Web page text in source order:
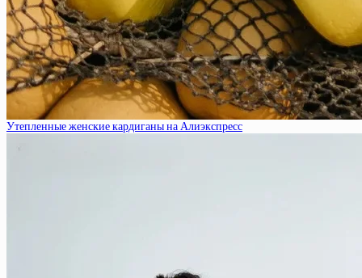
Утепленные женские кардиганы на Алиэкспресс